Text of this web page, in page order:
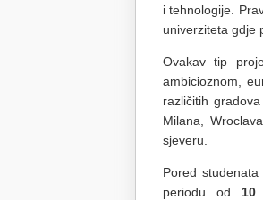
i tehnologije.
univerziteta gdje
Ovakav tip
ambicioznom,
različitih
Milana,
sjeveru.
Pored
periodu od 10